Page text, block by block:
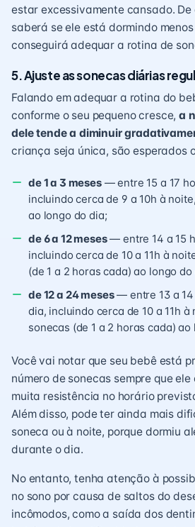
estar excessivamente cansado. De
saberá se ele está dormindo
conseguirá adequar a rotina de
5. Ajuste as sonecas diárias
Falando em adequar a rotina do
conforme o seu pequeno cresce,a
dele tende a diminuir
criança seja única, são esperados
de 1 a 3 meses— entre 15 a 17
incluindo cerca de 9 a 10h à
ao longo do dia;
de 6 a 12 meses— entre 14 a 15
incluindo cerca de 10 a 11h à
(de 1 a 2 horas cada) ao longo do
de 12 a 24 meses— entre 13 a 14
dia, incluindo cerca de 10 a 11h à
sonecas (de 1 a 2 horas cada) ao
Você vai notar que seu bebê está
número de sonecas sempre que
muita resistência no horário
Além disso, pode ter ainda mais
soneca ou à noite, porque dormiu
durante o dia.
No entanto, tenha atenção à
no sono por causa de saltos do
incômodos, como a saída dos